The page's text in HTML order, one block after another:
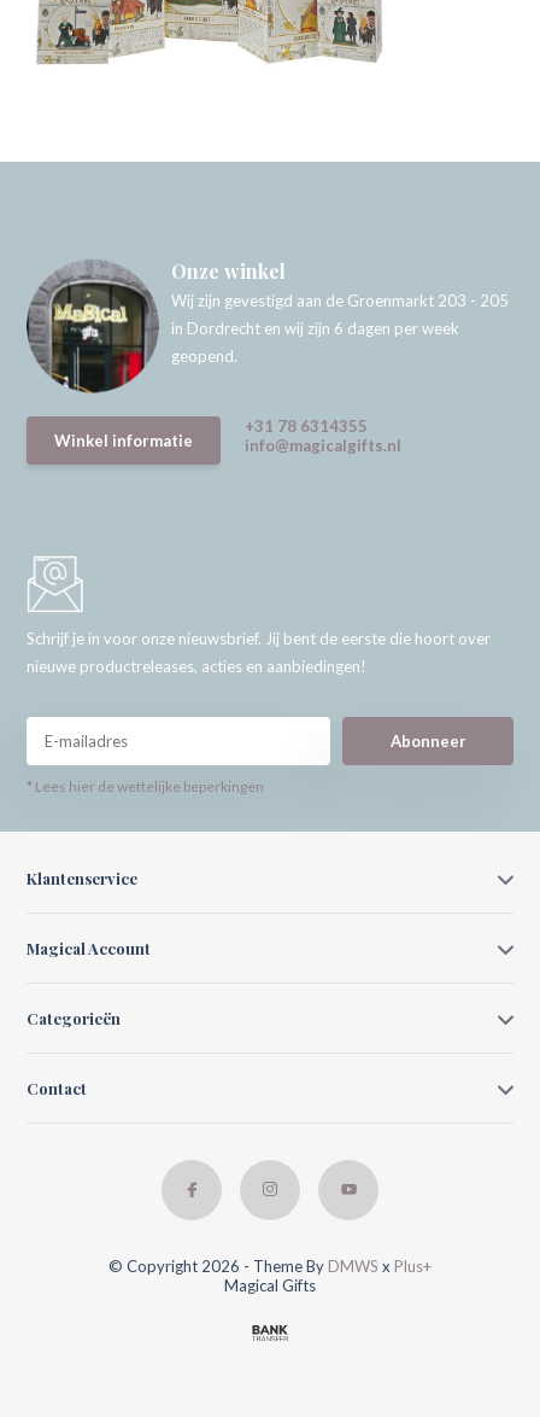
Onze winkel
Wij zijn gevestigd aan de Groenmarkt 203 - 205
in Dordrecht en wij zijn 6 dagen per week
geopend.
Winkel informatie
+31 78 6314355
info@magicalgifts.nl
Schrijf je in voor onze nieuwsbrief. Jij bent de eerste die hoort over
nieuwe productreleases, acties en aanbiedingen!
Abonneer
* Lees hier de wettelijke beperkingen
Klantenservice
Magical Account
Categorieën
Contact
© Copyright 2026 - Theme By DMWS x Plus+
Magical Gifts